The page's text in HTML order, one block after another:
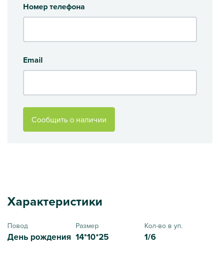
Номер телефона
Email
Сообщить о наличии
Характеристики
Повод
День рождения
Размер
14*10*25
Кол-во в уп.
1/6